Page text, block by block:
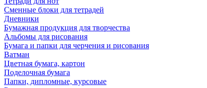
Сменные блоки для тетрадей
Дневники
Бумажная продукция для творчества
Альбомы для рисования
Бумага и папки для черчения и рисования
Ватман
Цветная бумага, картон
Поделочная бумага
Папки, дипломные, курсовые